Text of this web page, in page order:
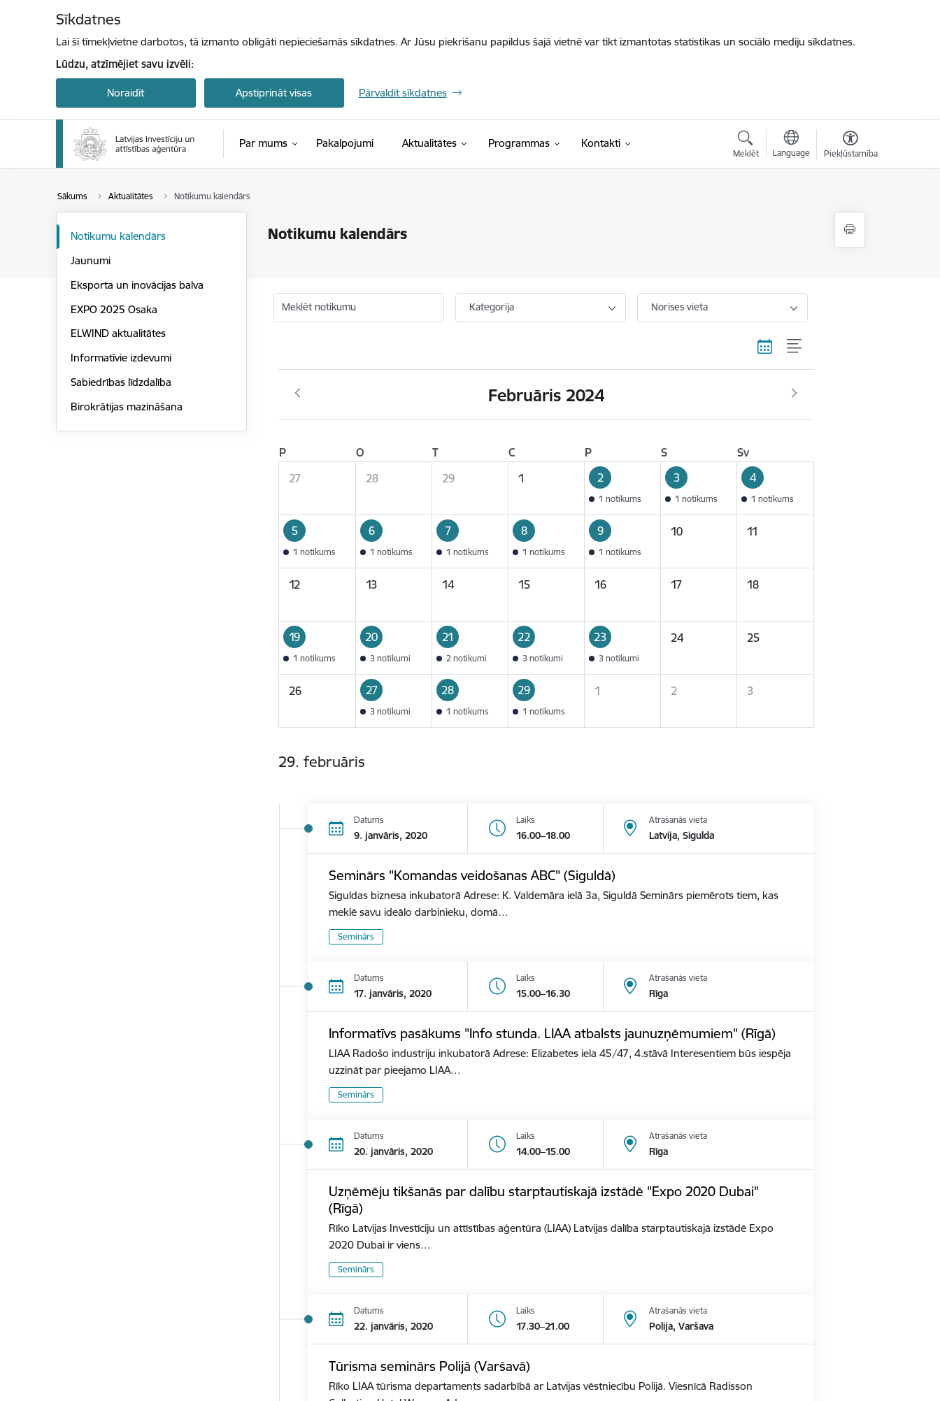
Sīkdatnes
Lai šī tīmekļvietne darbotos, tā izmanto obligāti nepieciešamās sīkdatnes. Ar Jūsu piekrišanu papildus šajā vietnē var tikt izmantotas statistikas un sociālo mediju sīkdatnes.
Lūdzu, atzīmējiet savu izvēli:
Noraidīt Apstiprināt visas Pārvaldīt sīkdatnes
Par mums Pakalpojumi Aktualitātes Programmas Kontakti
Meklēt Language Piekļūstamība
Sākums Aktualitātes Notikumu kalendārs
Notikumu kalendārs
Notikumu kalendārs
Jaunumi
Eksporta un inovācijas balva
EXPO 2025 Osaka
ELWIND aktualitātes
Informatīvie izdevumi
Sabiedrības līdzdalība
Birokrātijas mazināšana
Meklēt notikumu Kategorija Norises vieta
Februāris 2024
P O T C P S
Sv
27
28 29 1 2
1 notikums
3
1 notikums
4
1 notikums
5
1 notikums
6
1 notikums
7
1 notikums
8
1 notikums
9
1 notikums
10 11
12 13 14 15 16 17 18
19
1 notikums
20
3 notikumi
21
2 notikumi
22
3 notikumi
23
3 notikumi
24 25
26 27
3 notikumi
28
1 notikums
29
1 notikums
1 2 3
29. februāris
Datums
9. janvāris, 2020
Laiks
16.00–18.00
Atrašanās vieta
Latvija, Sigulda
Seminārs "Komandas veidošanas ABC" (Siguldā)
Siguldas biznesa inkubatorā Adrese: K. Valdemāra ielā 3a, Siguldā Seminārs piemērots tiem, kas
meklē savu ideālo darbinieku, domā…
Seminārs
Datums
17. janvāris, 2020
Laiks
15.00–16.30
Atrašanās vieta
Rīga
Informatīvs pasākums "Info stunda. LIAA atbalsts jaunuzņēmumiem" (Rīgā)
LIAA Radošo industriju inkubatorā Adrese: Elizabetes iela 45/47, 4.stāvā Interesentiem būs iespēja
uzzināt par pieejamo LIAA…
Seminārs
Datums
20. janvāris, 2020
Laiks
14.00–15.00
Atrašanās vieta
Rīga
Uzņēmēju tikšanās par dalību starptautiskajā izstādē "Expo 2020 Dubai"
(Rīgā)
Rīko Latvijas Investīciju un attīstības aģentūra (LIAA) Latvijas dalība starptautiskajā izstādē Expo
2020 Dubai ir viens…
Seminārs
Datums
22. janvāris, 2020
Laiks
17.30–21.00
Atrašanās vieta
Polija, Varšava
Tūrisma seminārs Polijā (Varšavā)
Rīko LIAA tūrisma departaments sadarbībā ar Latvijas vēstniecību Polijā. Viesnīcā Radisson